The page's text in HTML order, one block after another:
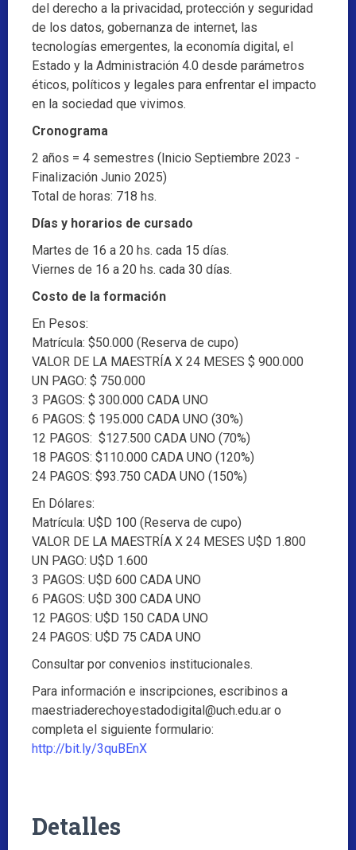
del derecho a la privacidad, protección y seguridad
de los datos, gobernanza de internet, las
tecnologías emergentes, la economía digital, el
Estado y la Administración 4.0 desde parámetros
éticos, políticos y legales para enfrentar el impacto
en la sociedad que vivimos.
Cronograma
2 años = 4 semestres (Inicio Septiembre 2023 -
Finalización Junio 2025)
Total de horas: 718 hs.
Días y horarios de cursado
Martes de 16 a 20 hs. cada 15 días.
Viernes de 16 a 20 hs. cada 30 días.
Costo de la formación
En Pesos:
Matrícula: $50.000 (Reserva de cupo)
VALOR DE LA MAESTRÍA X 24 MESES $ 900.000
UN PAGO: $ 750.000
3 PAGOS: $ 300.000 CADA UNO
6 PAGOS: $ 195.000 CADA UNO (30%)
12 PAGOS: $127.500 CADA UNO (70%)
18 PAGOS: $110.000 CADA UNO (120%)
24 PAGOS: $93.750 CADA UNO (150%)
En Dólares:
Matrícula: U$D 100 (Reserva de cupo)
VALOR DE LA MAESTRÍA X 24 MESES U$D 1.800
UN PAGO: U$D 1.600
3 PAGOS: U$D 600 CADA UNO
6 PAGOS: U$D 300 CADA UNO
12 PAGOS: U$D 150 CADA UNO
24 PAGOS: U$D 75 CADA UNO
Consultar por convenios institucionales.
Para información e inscripciones, escribinos a
maestriaderechoyestadodigital@uch.edu.ar o
completa el siguiente formulario:
http://bit.ly/3quBEnX
Detalles